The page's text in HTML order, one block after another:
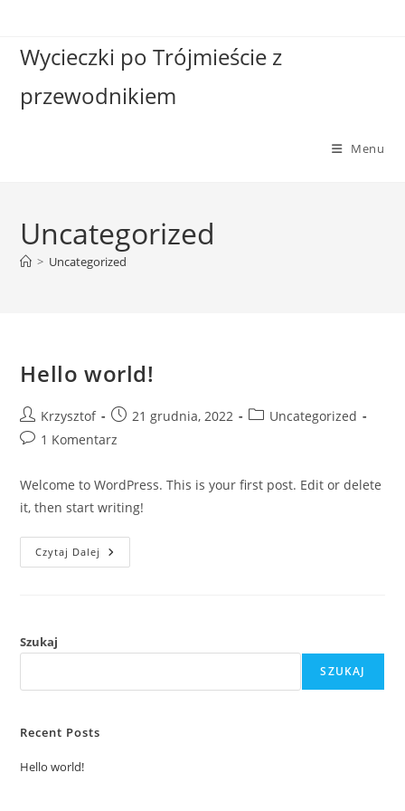
contentWycieczki po Trójmieście z
przewodnikiem
Menu
Uncategorized
> Uncategorized
Hello world!
Post
author:
Krzysztof
Post
published:
21 grudnia, 2022
PostUncategorized
Post1 Komentarz
Welcome to WordPress. This is your first post. Edit or delete
it, then start writing!
Czytaj Dalej Hello
World!
Szukaj
SZUKAJ
Recent Posts
Hello world!